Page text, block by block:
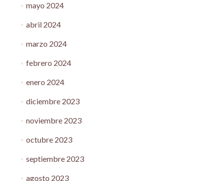
mayo 2024
abril 2024
marzo 2024
febrero 2024
enero 2024
diciembre 2023
noviembre 2023
octubre 2023
septiembre 2023
agosto 2023